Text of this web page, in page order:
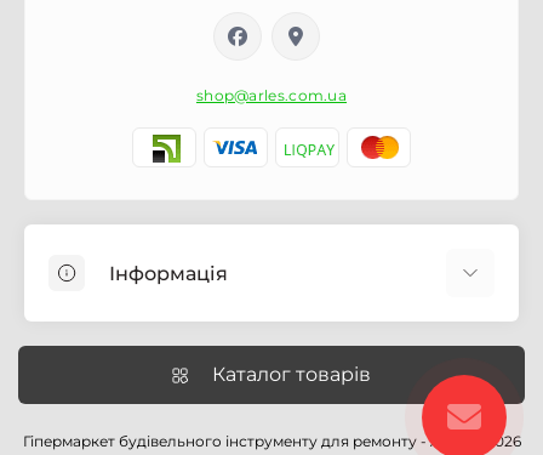
shop@arles.com.ua
Інформація
Про магазин Arles.com.ua
Умови обслуговування
Умови оформлення замовлення
Каталог товарів
Гіпермаркет будівельного інструменту для ремонту - Arles © 2026